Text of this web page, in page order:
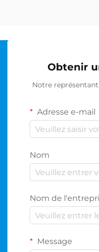
Obtenir
Notre
Adresse e-mail
Nom
Nom de
Message